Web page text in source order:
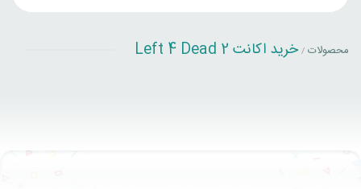
محصولات / خرید اکانت Left 4 Dead 2